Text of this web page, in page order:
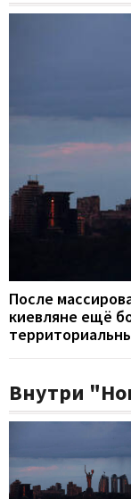
После
киевляне ещё
Внутри